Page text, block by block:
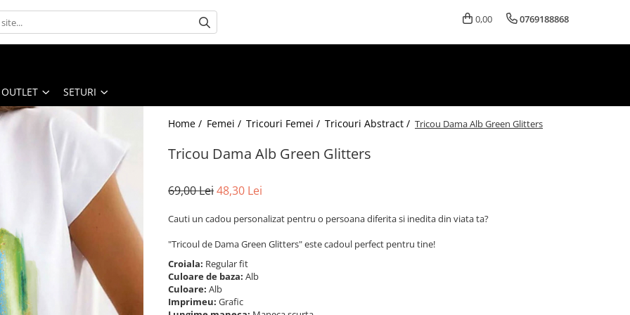
0,00 0769188868
OUTLET SETURI
Home / Femei / Tricouri Femei / Tricouri Abstract / Tricou Dama Alb Green Glitters
Tricou Dama Alb Green Glitters
69,00 Lei48,30 Lei
Cauti un cadou personalizat pentru o persoana diferita si inedita din viata ta?
"Tricoul de Dama Green Glitters" este cadoul perfect pentru tine!
Croiala: Regular fit
Culoare de baza: Alb
Culoare: Alb
Imprimeu: Grafic